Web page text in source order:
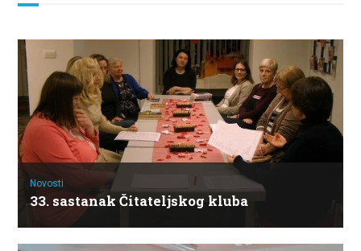
Novosti
33. sastanak Čitateljskog kluba